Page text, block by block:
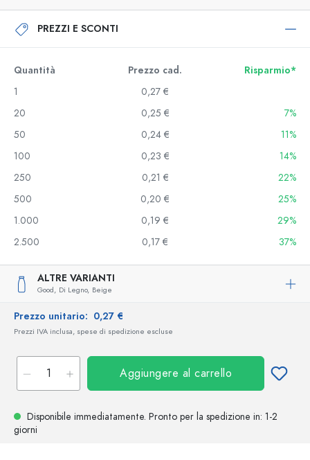
PREZZI E SCONTI
Quantità Prezzo cad.
Risparmio*
1
0,27 €
20
0,25 €
7%
50
0,24 €
11%
100
0,23 €
14%
250
0,21 €
22%
500
0,20 €
25%
1.000
0,19 €
29%
2.500
0,17 € 37%
ALTRE VARIANTI
Good, Di Legno, Beige
Prezzo unitario: 0,27 €
Prezzi IVA inclusa, spese di spedizione escluse
Aggiungere al carrello
Disponibile immediatamente. Pronto per la spedizione in: 1-2
giorni